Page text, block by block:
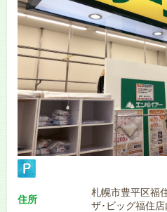
住所
札幌市豊平区福
ザ･ビッグ福住店